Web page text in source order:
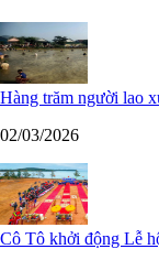
Hàng trăm người lao
02/03/2026
Cô Tô khởi động Lễ